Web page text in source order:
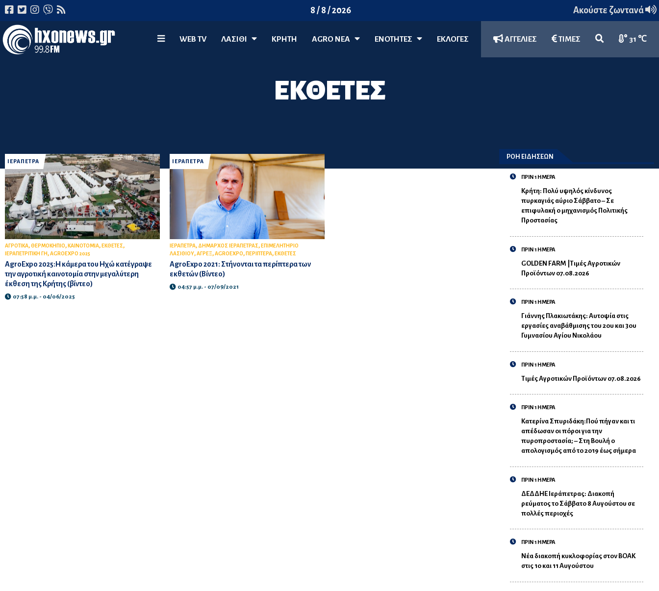
8 / 8 / 2026 Ακούστε ζωντανά
WEB TV ΛΑΣΊΘΙ ΚΡΗΤΗ AGRO ΝΈΑ ΕΝΟΤΗΤΕΣ ΕΚΛΟΓΕΣ ΑΓΓΕΛΙΕΣ ΤΙΜΕΣ 31 ℃
ΕΚΘΕΤΕΣ
ΙΕΡΑΠΕΤΡΑ
ΑΓΡΟΤΙΚΑ,ΘΕΡΜΟΚΗΠΙΟ, ΚΑΙΝΟΤΟΜΙΑ, ΕΚΘΕΤΕΣ,
ΙΕΡΑΠΕΤΡΙΤΙΚΗ ΓΗ,AGROEXPO 2025
AgroExpo 2025:Η κάμερα του Ηχώ κατέγραψε
την αγροτική καινοτομία στην μεγαλύτερη
έκθεση της Κρήτης (βίντεο)
07:58 μ.μ. - 04/06/2025
ΙΕΡΑΠΕΤΡΑ
ΙΕΡΑΠΕΤΡΑ, ΔΗΜΑΡΧΟΣ ΙΕΡΑΠΕΤΡΑΣ, ΕΠΙΜΕΛΗΤΗΡΙΟ
ΛΑΣΙΘΙΟΥ,ΑΓΡΕΞ,AGROEXPO, ΠΕΡΙΠΤΕΡΑ, ΕΚΘΕΤΕΣ
AgroExpo 2021: Στήνονται τα περίπτερα των
εκθετών (Βίντεο)
04:57 μ.μ. - 07/09/2021
ΡΟΗ ΕΙΔΗΣΕΩΝ
ΠΡΙΝ 1 ΗΜΕΡΑ
Κρήτη: Πολύ υψηλός κίνδυνος
πυρκαγιάς αύριο Σάββατο – Σε
επιφυλακή ο μηχανισμός Πολιτικής
Προστασίας
ΠΡΙΝ 1 ΗΜΕΡΑ
GOLDEN FARM |Τιμές Αγροτικών
Προϊόντων 07.08.2026
ΠΡΙΝ 1 ΗΜΕΡΑ
Γιάννης Πλακιωτάκης: Αυτοψία στις
εργασίες αναβάθμισης του 2ου και 3ου
Γυμνασίου Αγίου Νικολάου
ΠΡΙΝ 1 ΗΜΕΡΑ
Τιμές Αγροτικών Προϊόντων 07.08.2026
ΠΡΙΝ 1 ΗΜΕΡΑ
Κατερίνα Σπυριδάκη:Πού πήγαν και τι
απέδωσαν οι πόροι για την
πυροπροστασία; – Στη Βουλή ο
απολογισμός από το 2019 έως σήμερα
ΠΡΙΝ 1 ΗΜΕΡΑ
ΔΕΔΔΗΕ Ιεράπετρας: Διακοπή
ρεύματος το Σάββατο 8 Αυγούστου σε
πολλές περιοχές
ΠΡΙΝ 1 ΗΜΕΡΑ
Νέα διακοπή κυκλοφορίας στον ΒΟΑΚ
στις 10 και 11 Αυγούστου